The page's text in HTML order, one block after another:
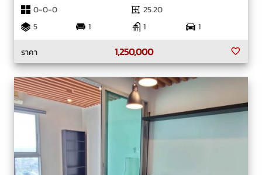
0-0-0
25.20
5
1 1
1
ราคา
1,250,000